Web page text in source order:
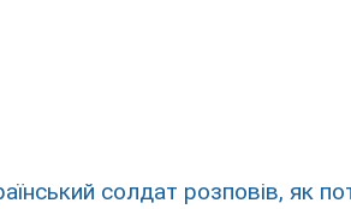
солдат розповів, як